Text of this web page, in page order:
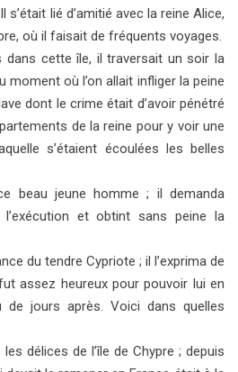
lié d’amitié avec la reine Alice,
où il faisait de fréquents voyages.
dans cette île, il traversait un soir la
moment où l’on allait infliger la peine
dont le crime était d’avoir pénétré
de la reine pour y voir une
s’étaient écoulées les belles
beau jeune homme ; il demanda
l’exécution et obtint sans peine la
du tendre Cypriote ; il l’exprima de
assez heureux pour pouvoir lui en
de jours après. Voici dans quelles
délices de l’île de Chypre ; depuis